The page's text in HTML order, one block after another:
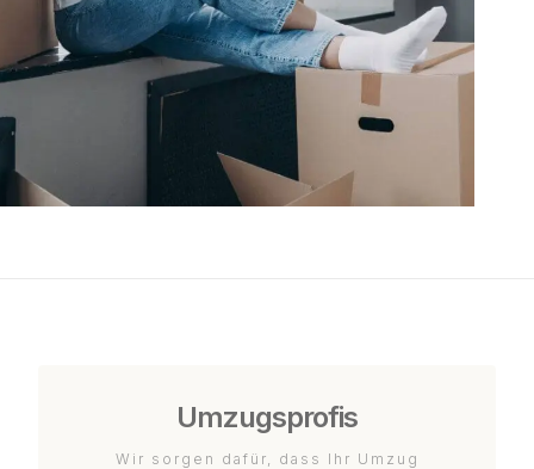
Umzugsprofis
Wir sorgen dafür, dass Ihr Umzug